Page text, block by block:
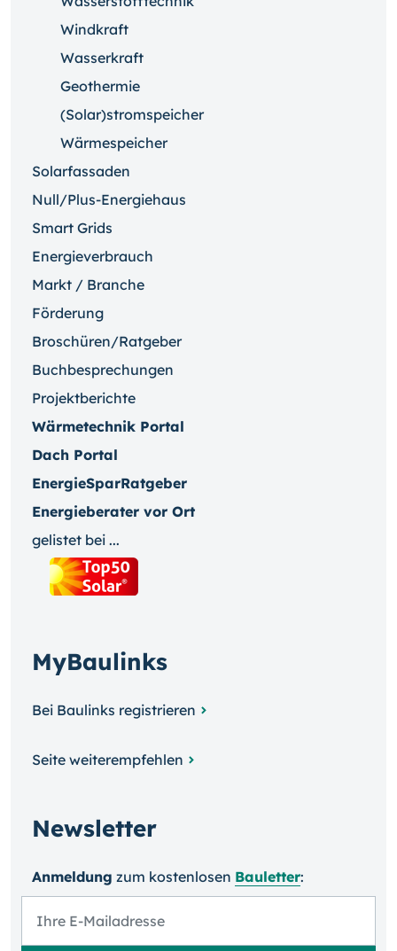
Windkraft
Wasserkraft
Geothermie
(Solar)stromspeicher
Wärmespeicher
Solarfassaden
Null/Plus-Energiehaus
Smart Grids
Energieverbrauch
Markt / Branche
Förderung
Broschüren/Ratgeber
Buchbesprechungen
Projektberichte
Wärmetechnik Portal
Dach Portal
EnergieSparRatgeber
Energieberater vor Ort
gelistet bei ...
MyBaulinks
Bei Baulinks registrieren
Seite weiterempfehlen
Newsletter
Anmeldung zum kosten­losen Bauletter: